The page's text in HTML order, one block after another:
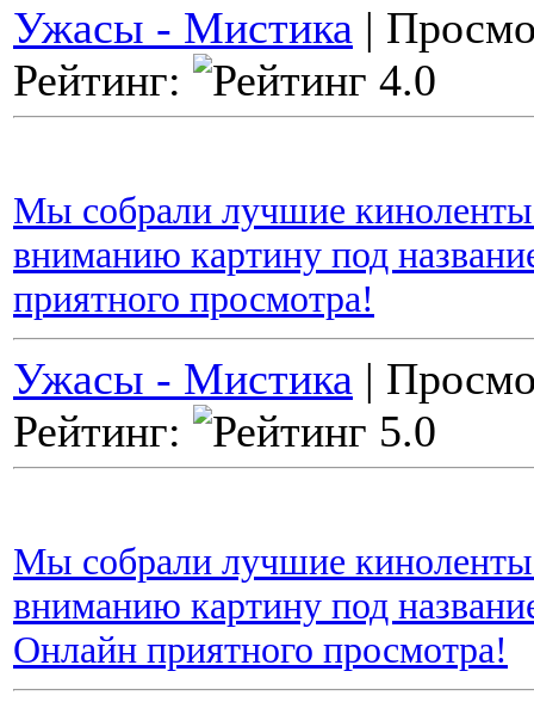
Ужасы - Мистика |
Рейтинг:
Мы собрали лучшие киноленты
вниманию картину под
приятного просмотра!
Ужасы - Мистика |
Рейтинг:
Мы собрали лучшие киноленты
вниманию картину под
Онлайн приятного просмотра!